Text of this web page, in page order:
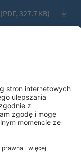
327.7 KB)